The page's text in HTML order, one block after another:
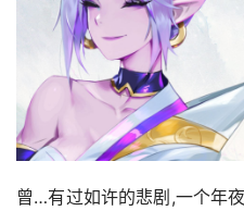
曾…有过如许的悲剧,一个年